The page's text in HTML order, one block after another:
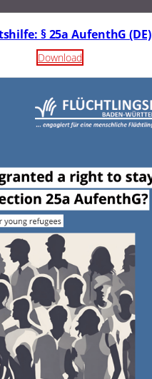
§ 25a AufenthG (DE)
Download